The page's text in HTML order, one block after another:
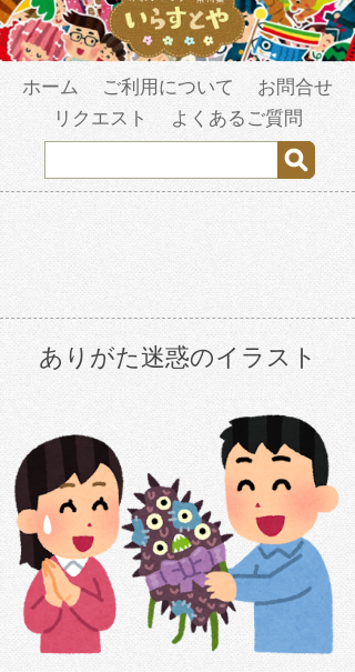
ホーム ご利用について
お問合せ
リクエスト
よくあるご質問
ありがた迷惑のイラスト